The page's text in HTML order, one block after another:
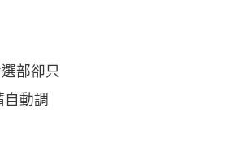
部卻只
動調